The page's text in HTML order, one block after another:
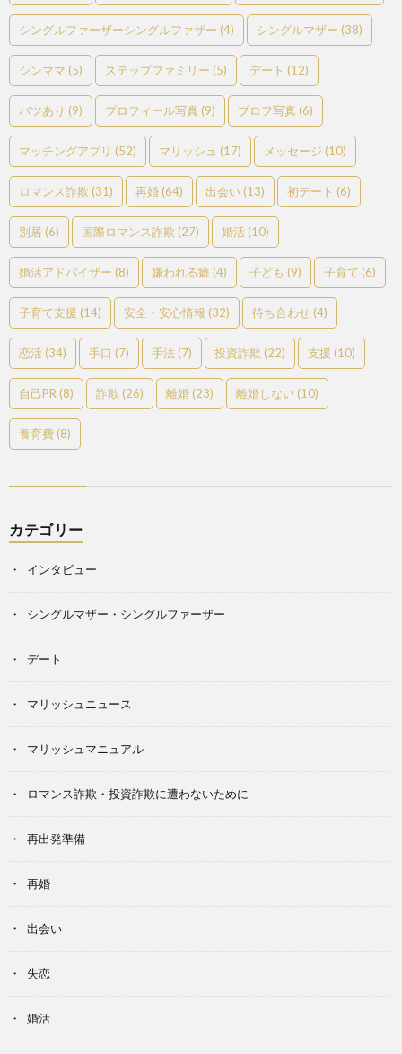
シングルファーザーシングルファザー (4) シングルマザー (38)
シンママ (5) ステップファミリー (5) デート (12)
バツあり (9) プロフィール写真 (9) プロフ写真 (6)
マッチングアプリ (52) マリッシュ (17) メッセージ (10)
ロマンス詐欺 (31) 再婚 (64) 出会い (13) 初デート (6)
別居 (6) 国際ロマンス詐欺 (27) 婚活 (10)
婚活アドバイザー (8) 嫌われる癖 (4) 子ども (9) 子育て (6)
子育て支援 (14) 安全・安心情報 (32) 待ち合わせ (4)
恋活 (34) 手口 (7) 手法 (7) 投資詐欺 (22) 支援 (10)
自己PR (8) 詐欺 (26) 離婚 (23) 離婚しない (10)
養育費 (8)
カテゴリー
インタビュー
シングルマザー・シングルファーザー
デート
マリッシュニュース
マリッシュマニュアル
ロマンス詐欺・投資詐欺に遭わないために
再出発準備
再婚
出会い
失恋
婚活